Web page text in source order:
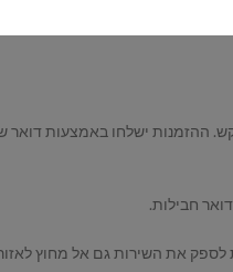
את השירות גם אל מחוץ